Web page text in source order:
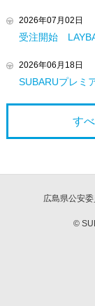
2026年07月02日
受注開始
2026年06月18日
SUBARUプレミ
す
広島県公安
©